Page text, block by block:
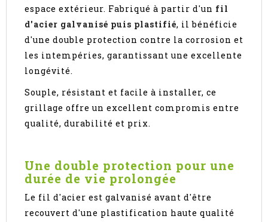
espace extérieur. Fabriqué à partir d'un fil
d'acier galvanisé puis plastifié, il bénéficie
d'une double protection contre la corrosion et
les intempéries, garantissant une excellente
longévité.
Souple, résistant et facile à installer, ce
grillage offre un excellent compromis entre
qualité, durabilité et prix.
Une double protection pour une
durée de vie prolongée
Le fil d'acier est galvanisé avant d'être
recouvert d'une plastification haute qualité